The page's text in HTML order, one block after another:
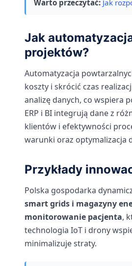
Warto przeczytać: Jak
Jak
projektów?
Automatyzacja
koszty i skrócić czas
analizę danych, co wspiera
ERP i BI integrują dane z
klientów i efektywności
warunki oraz optymalizacja
Przykłady
Polska gospodarka
smart grids i magazyny
monitorowanie pacjenta,
technologia IoT i drony
minimalizuje straty.